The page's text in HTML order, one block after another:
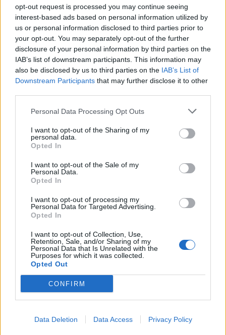
opt-out request is processed you may continue seeing
interest-based ads based on personal information utilized by
us or personal information disclosed to third parties prior to
your opt-out. You may separately opt-out of the further
disclosure of your personal information by third parties on the
IAB’s list of downstream participants. This information may
also be disclosed by us to third parties on the IAB’s List of
Downstream Participants that may further disclose it to other
Personal Data Processing Opt Outs
I want to opt-out of the Sharing of my
personal data.
Opted In
I want to opt-out of the Sale of my
Personal Data.
Opted In
I want to opt-out of processing my
Personal Data for Targeted Advertising.
Opted In
I want to opt-out of Collection, Use,
Retention, Sale, and/or Sharing of my
Personal Data that Is Unrelated with the
Purposes for which it was collected.
Opted Out
CONFIRM
Data Deletion Data Access Privacy Policy
Laura Ashley:
Εκπτώσεις έως -60% ΕΔΩ
Mycasa:
Εκπτώσεις έως -70% ΕΔΩ
Houseart:
Εκπτώσεις έως -25% ΕΔΩ
Katoikein:
Εκπτώσεις έως -70% ΕΔΩ
Mageco: